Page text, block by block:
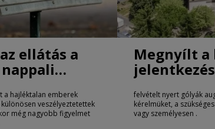
ellátás a
a hajléktalan emberek
veszélyeztetettek
még nagyobb figyelmet
Megnyílt
Egyetemen
felvételt nyert gólyák
kérelmüket, a
vagy személyesen .